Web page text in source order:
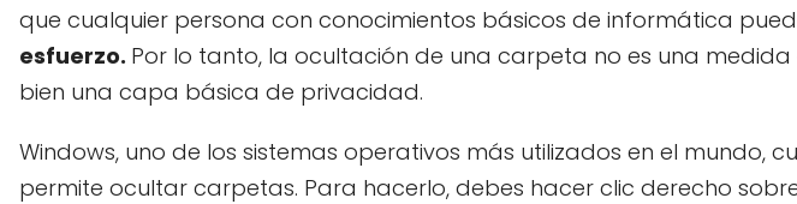
que cualquier persona con conocimientos básicos de informática
esfuerzo. Por lo tanto, la ocultación de una carpeta no es una
bien una capa básica de privacidad.
Windows, uno de los sistemas operativos más utilizados en el mundo,
permite ocultar carpetas. Para hacerlo, debes hacer clic derecho